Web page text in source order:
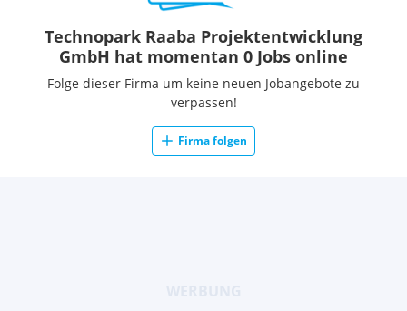
Technopark Raaba Projektentwicklung
GmbH hat momentan 0 Jobs online
Folge dieser Firma um keine neuen Jobangebote zu
verpassen!
Firma folgen